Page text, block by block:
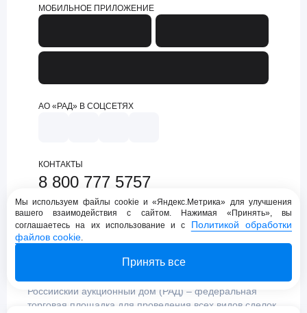
МОБИЛЬНОЕ ПРИЛОЖЕНИЕ
АО «РАД» В СОЦСЕТЯХ
КОНТАКТЫ
8 800 777 5757
support@lot-online.ru
Техническая поддержка
Российский аукционный дом (РАД) – федеральная
торговая площадка для проведения всех видов сделок
Мы используем файлы cookie и «Яндекс.Метрика» для улучшения
вашего взаимодействия с сайтом. Нажимая «Принять», вы
соглашаетесь на их использование и с Политикой обработки
файлов cookie.
Принять все